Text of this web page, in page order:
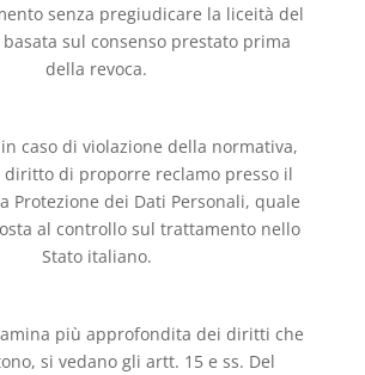
senza pregiudicare la liceità del
sul consenso prestato prima
della revoca.
caso di violazione della normativa,
diritto di proporre reclamo presso il
Protezione dei Dati Personali, quale
al controllo sul trattamento nello
Stato italiano.
più approfondita dei diritti che
si vedano gli artt. 15 e ss. Del